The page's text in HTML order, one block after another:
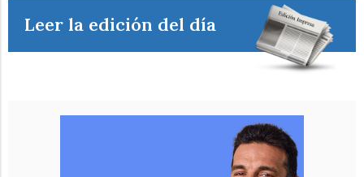
Leer la edición del día